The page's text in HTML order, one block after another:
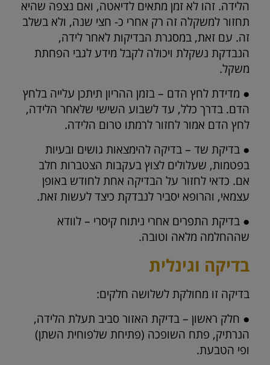
הלידה. זהו לא זמן מתאים לדיאטה, ואם נצפה שהיא
תחזור למשקלה זה רק אחרי כ- חצי שנה, ולא בשלב
זה. עם זאת, במסגרת הבדיקות לאחר לידה,
הנבדקת נשקלת ויכולה לקבל מידע לגבי הפחתת
משקל.
● מדידת לחץ הדם – בזמן ההריון תיתכן עלייה בלחץ
הדם. בדרך כלל, עד לשבוע השישי שלאחר הלידה,
לחץ הדם אמור לחזור לרמתו טרום הלידה.
● בדיקת שד – בדיקה להימצאות גושים ובעיות
בפטמות, שעלולים לצוץ בעקבות הצטברות חלב
אם. כדאי לחזור על הבדיקה אחת לחודש באופן
עצמאי, והרופא יסביר לנבדקת כיצד לעשות זאת.
● בדיקת התפרים אחרי ניתוח קיסרי – לוודא
שההחלמה מלאה וטובה.
בדיקה וגינלית
בדיקה זו מחולקת לשלושה חלקים:
● חלק ראשון – בדיקת האזור סביב תעלת הלידה,
הנרתיק, פתח השופכה (פתיחת שלפוחית השתן)
ופי הטבעת.